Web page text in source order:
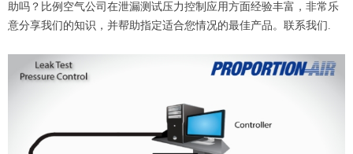
助吗？比例空气公司在泄漏测试压力控制应用方面经验丰富，非常乐
意分享我们的知识，并帮助指定适合您情况的最佳产品。联系我们.